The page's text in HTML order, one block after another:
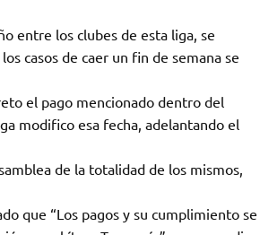
entre los clubes de esta liga, se
casos de caer un fin de semana se
el pago mencionado dentro del
modifico esa fecha, adelantando el
de la totalidad de los mismos,
que “Los pagos y su cumplimiento se